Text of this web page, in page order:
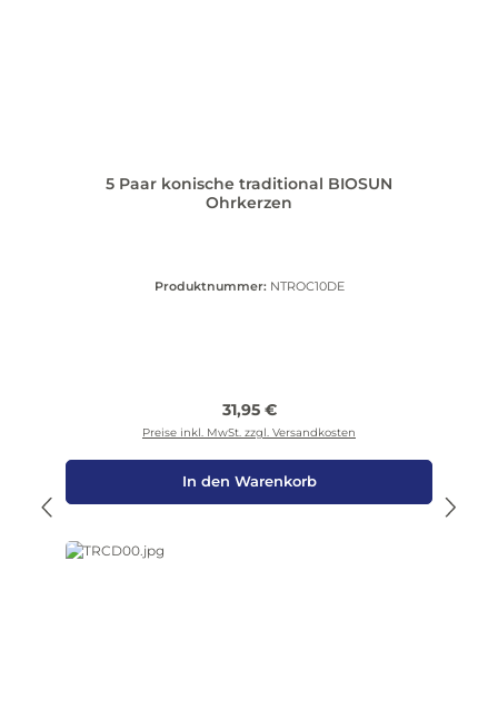
5 Paar konische traditional BIOSUN
Ohrkerzen
Produktnummer: NTROC10DE
Regulärer Preis:
31,95 €
Preise inkl. MwSt. zzgl. Versandkosten
In den Warenkorb